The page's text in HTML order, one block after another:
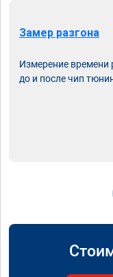
Замер разгона
Измерение времени
до и после чип